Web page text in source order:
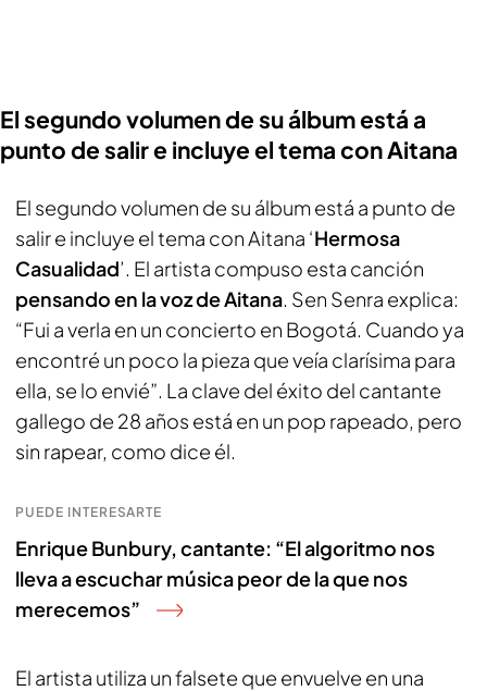
El segundo volumen de su álbum está a
punto de salir e incluye el tema con Aitana
El segundo volumen de su álbum está a punto de
salir e incluye el tema con Aitana ‘Hermosa
Casualidad’. El artista compuso esta canción
pensando en la voz de Aitana. Sen Senra explica:
“Fui a verla en un concierto en Bogotá. Cuando ya
encontré un poco la pieza que veía clarísima para
ella, se lo envié”. La clave del éxito del cantante
gallego de 28 años está en un pop rapeado, pero
sin rapear, como dice él.
PUEDE INTERESARTE
Enrique Bunbury, cantante: “El algoritmo nos
lleva a escuchar música peor de la que nos
merecemos”
El artista utiliza un falsete que envuelve en una